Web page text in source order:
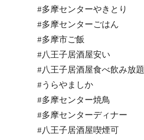
#多摩センターやきとり
#多摩センターごはん
#多摩市ご飯
#八王子居酒屋安い
#八王子居酒屋食べ飲み放題
#うらやましか
#多摩センター焼鳥
#多摩センターディナー
#八王子居酒屋喫煙可